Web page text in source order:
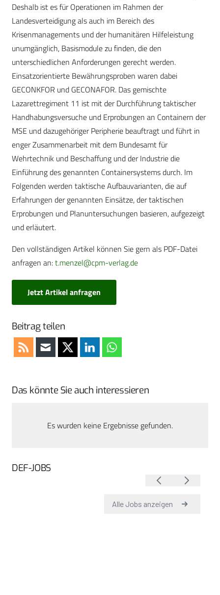
Deshalb ist es für Operationen im Rahmen der
Landesverteidigung als auch im Bereich des
Krisenmanagements und der humanitären Hilfeleistung
unumgänglich, Basismodule zu finden, die den
unterschiedlichen Anforderungen gerecht werden.
Einsatzorientierte Bewährungsproben waren dabei
GECONKFOR und GECONAFOR. Das gemischte
Lazarettregiment 11 ist mit der Durchführung taktischer
Handhabungsversuche und Erprobungen an Containern der
MSE und dazugehöriger Peripherie beauftragt und führt in
enger Zusammenarbeit mit dem Bundesamt für
Wehrtechnik und Beschaffung und der Industrie die
Einführung des genannten Containersystems durch. Im
Folgenden werden taktische Aufbauvarianten, die auf
Erfahrungen der genannten Einsätze, der taktischen
Erprobungen und Planuntersuchungen basieren, aufgezeigt
und erläutert.
Den vollständigen Artikel können Sie gern als PDF-Datei
anfragen an:t.menzel@cpm-verlag.de
Jetzt Artikel anfragen
Beitrag teilen
Das könnte Sie auch interessieren
Es wurden keine Ergebnisse gefunden.
DEF-JOBS